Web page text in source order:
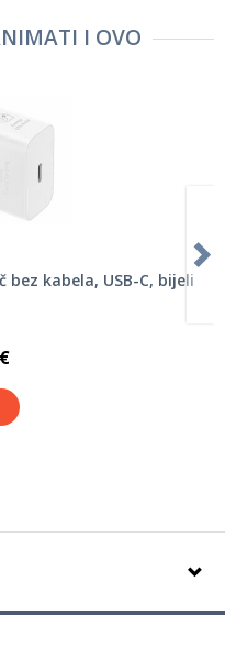
I OVO
bez kabela, USB-C, bijeli